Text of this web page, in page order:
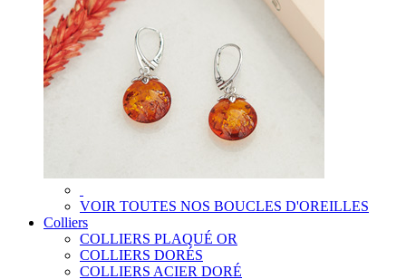
VOIR TOUTES NOS BOUCLES D'OREILLES
Colliers
COLLIERS PLAQUÉ OR
COLLIERS DORÉS
COLLIERS ACIER DORÉ